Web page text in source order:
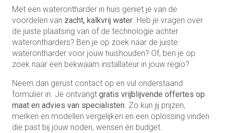
Met een waterontharder in huis geniet je van de
voordelen van zacht, kalkvrij water. Heb je vragen over
de juiste plaatsing van of de technologie achter
waterontharders? Ben je op zoek naar de juiste
waterontharder voor jouw huishouden? Of, ben je op
zoek naar een bekwaam installateur in jouw regio?
Neem dan gerust contact op en vul onderstaand
formulier in. Je ontvangt gratis vrijblijvende offertes op
maat en advies van specialisten. Zo kun jij prijzen,
merken en modellen vergelijken en een oplossing vinden
die past bij jouw noden, wensen én budget.